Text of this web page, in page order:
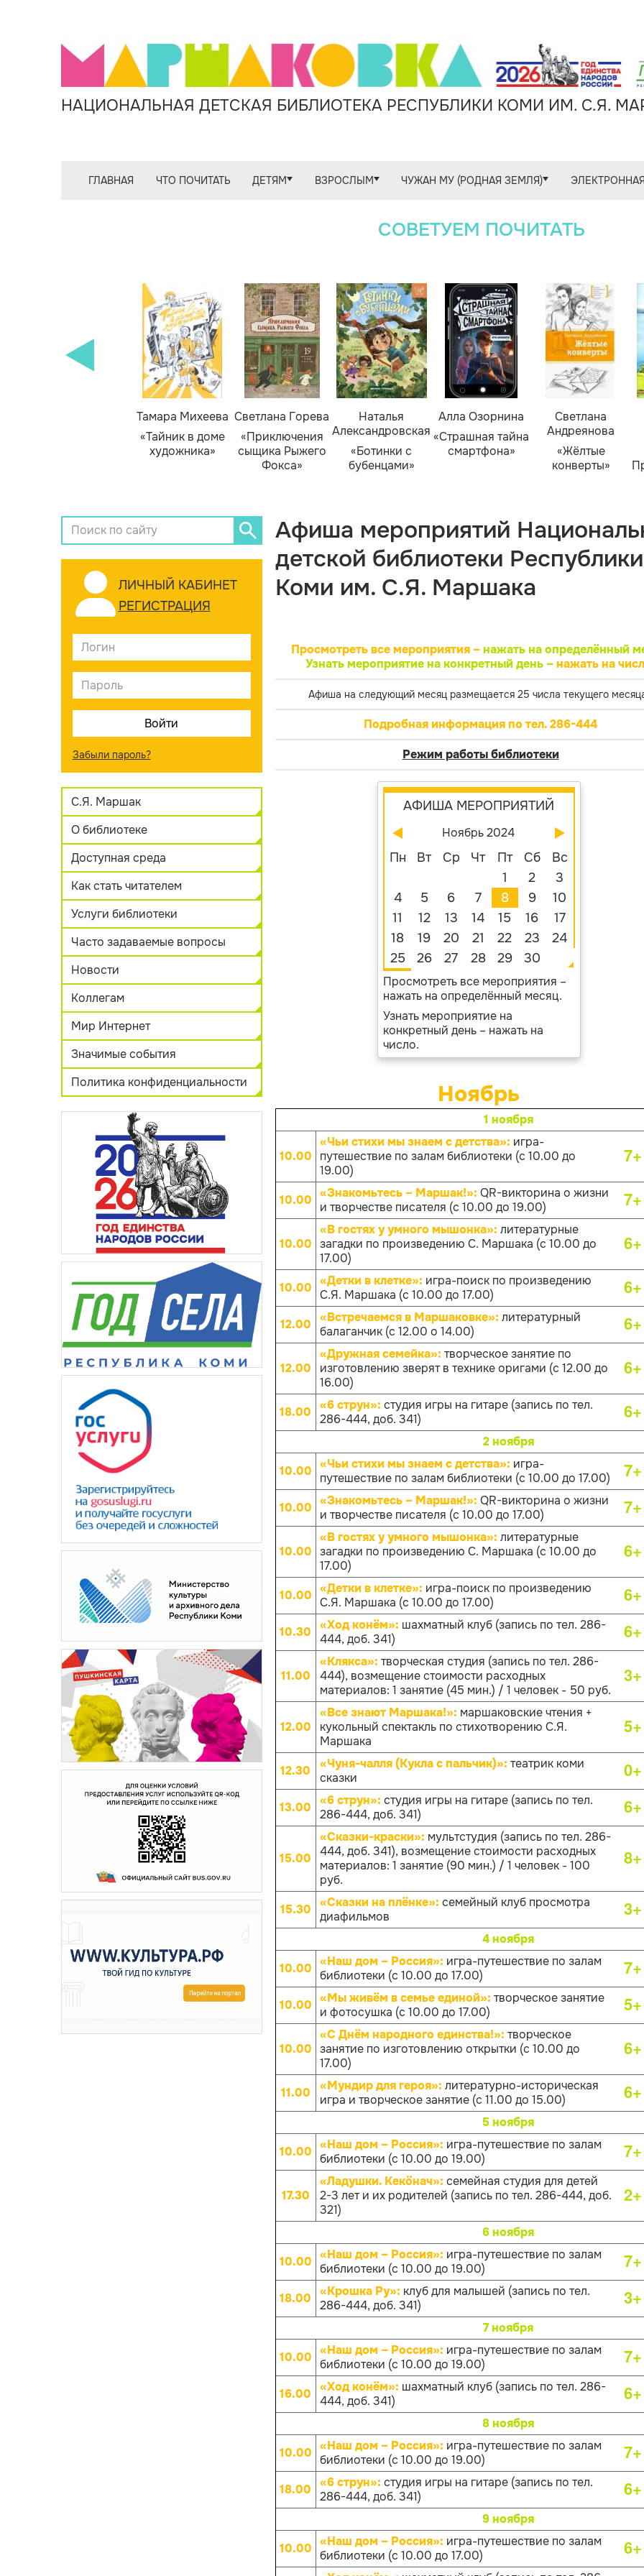
НАЦИОНАЛЬНАЯ ДЕТСКАЯ БИБЛИОТЕКА РЕСПУБЛИКИ КОМИ ИМ. С.Я.
ГЛАВНАЯ ЧТО ПОЧИТАТЬ ДЕТЯМ ВЗРОСЛЫМ ЧУЖАН МУ (РОДНАЯ ЗЕМЛЯ)
СОВЕТУЕМ ПОЧИТАТЬ
Тамара Михеева
«Тайник в доме
художника»
Светлана Горева
«Приключения
сыщика Рыжего
Фокса»
Наталья
Александровская
«Ботинки с
бубенцами»
Алла Озорнина
«Страшная тайна
смартфона»
Светлана
Андреянова
«Жёлтые
конверты»
ЛИЧНЫЙ КАБИНЕТ
РЕГИСТРАЦИЯ
Забыли пароль?
С.Я. Маршак
О библиотеке
Доступная среда
Как стать читателем
Услуги библиотеки
Часто задаваемые вопросы
Новости
Коллегам
Мир Интернет
Значимые события
Политика конфиденциальности
Афиша мероприятий
детской библиотеки Республики
Коми им. С.Я. Маршака
Просмотреть все мероприятия – нажать на определённый
Узнать мероприятие на конкретный день –нажать на
Афиша на следующий месяц размещается 25 числа текущего
Подробная информация по тел. 286-444
Режим работы библиотеки
АФИША МЕРОПРИЯТИЙ
Ноябрь 2024
Пн Вт Ср Чт Пт Сб
Вс
1
2
3
4
5 6 7 8 9
10
11
12 13 14 15 16
17
18
19 20 21 22 23
24
25
26 27 28 29 30
Просмотреть все мероприятия –
нажать на определённый месяц.
Узнать мероприятие на
конкретный день – нажать на
число.
Ноябрь
1 ноября
10.00
«Чьи стихи мы знаем с детства»: игра-
путешествие по залам библиотеки (с 10.00 до
19.00)
7+
10.00 «Знакомьтесь – Маршак!»: QR-викторина о жизни
и творчестве писателя (с 10.00 до 19.00)
7+
10.00
«В гостях у умного мышонка»: литературные
загадки по произведению С. Маршака (с 10.00 до
17.00)
6+
10.00 «Детки в клетке»: игра-поиск по произведению
С.Я. Маршака (с 10.00 до 17.00)
6+
12.00 «Встречаемся в Маршаковке»: литературный
балаганчик (с 12.00 о 14.00)
6+
12.00
«Дружная семейка»: творческое занятие по
изготовлению зверят в технике оригами (с 12.00 до
16.00)
6+
18.00 «6 струн»: студия игры на гитаре (запись по тел.
286-444, доб. 341)
6+
2 ноября
10.00 «Чьи стихи мы знаем с детства»: игра-
путешествие по залам библиотеки (с 10.00 до 17.00)
7+
10.00 «Знакомьтесь – Маршак!»: QR-викторина о жизни
и творчестве писателя (с 10.00 до 17.00)
7+
10.00
«В гостях у умного мышонка»: литературные
загадки по произведению С. Маршака (с 10.00 до
17.00)
6+
10.00 «Детки в клетке»: игра-поиск по произведению
С.Я. Маршака (с 10.00 до 17.00)
6+
10.30 «Ход конём»: шахматный клуб (запись по тел. 286-
444, доб. 341)
6+
11.00
«Клякса»: творческая студия (запись по тел. 286-
444), возмещение стоимости расходных
материалов: 1 занятие (45 мин.) / 1 человек - 50 руб.
3+
12.00
«Все знают Маршака!»: маршаковские чтения +
кукольный спектакль по стихотворению С.Я.
Маршака
5+
12.30 «Чуня-чалля (Кукла с пальчик)»: театрик коми
сказки
0+
13.00 «6 струн»: студия игры на гитаре (запись по тел.
286-444, доб. 341)
6+
15.00
«Сказки-краски»: мультстудия (запись по тел. 286-
444, доб. 341), возмещение стоимости расходных
материалов: 1 занятие (90 мин.) / 1 человек - 100
руб.
8+
15.30 «Сказки на плёнке»: семейный клуб просмотра
диафильмов
3+
4 ноября
10.00 «Наш дом – Россия»: игра-путешествие по залам
библиотеки (с 10.00 до 17.00)
7+
10.00 «Мы живём в семье единой»: творческое занятие
и фотосушка (с 10.00 до 17.00)
5+
10.00
«С Днём народного единства!»: творческое
занятие по изготовлению открытки (с 10.00 до
17.00)
6+
11.00 «Мундир для героя»: литературно-историческая
игра и творческое занятие (с 11.00 до 15.00)
6+
5 ноября
10.00 «Наш дом – Россия»: игра-путешествие по залам
библиотеки (с 10.00 до 19.00)
7+
17.30
«Ладушки. Кекӧнач»: семейная студия для детей
2-3 лет и их родителей (запись по тел. 286-444, доб.
321)
2+
6 ноября
10.00 «Наш дом – Россия»: игра-путешествие по залам
библиотеки (с 10.00 до 19.00)
7+
18.00
«Крошка Ру»: клуб для малышей (запись по тел.
286-444, доб. 341)
3+
7 ноября
10.00 «Наш дом – Россия»: игра-путешествие по залам
библиотеки (с 10.00 до 19.00)
7+
16.00
«Ход конём»: шахматный клуб (запись по тел. 286-
444, доб. 341)
6+
8 ноября
10.00 «Наш дом – Россия»: игра-путешествие по залам
библиотеки (с 10.00 до 19.00)
7+
18.00
«6 струн»: студия игры на гитаре (запись по тел.
286-444, доб. 341)
6+
9 ноября
10.00 «Наш дом – Россия»: игра-путешествие по залам
библиотеки (с 10.00 до 17.00)
6+